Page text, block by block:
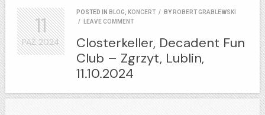
POSTED IN BLOG KONCERT / BY ROBERT GRABLEWSKI
/
LEAVE COMMENT
Closterkeller, Decadent Fun
Club – Zgrzyt, Lublin,
11.10.2024
11
PAŹ2024